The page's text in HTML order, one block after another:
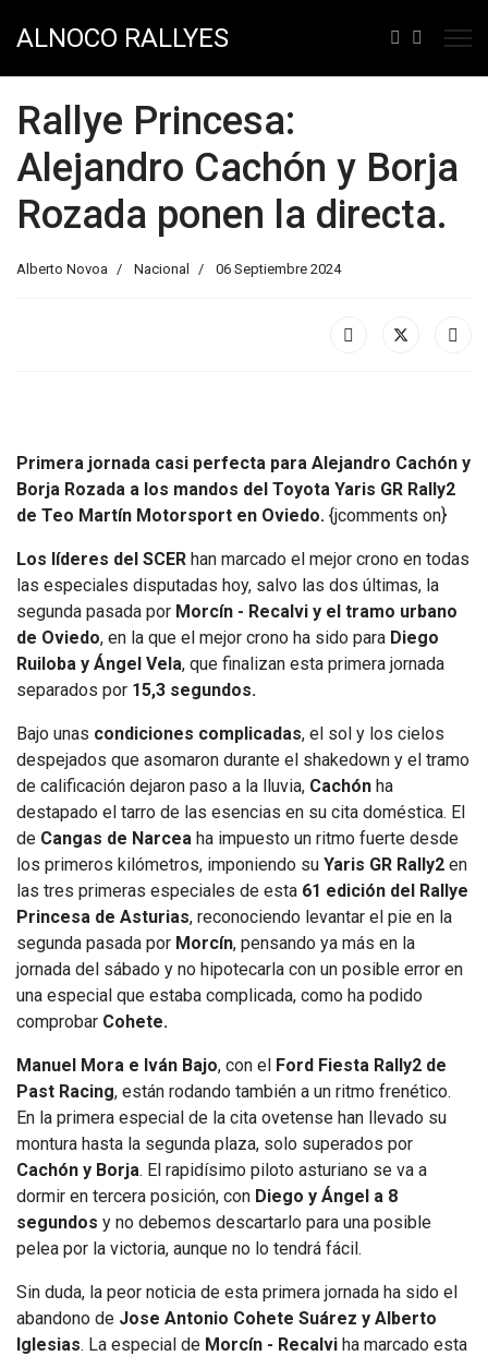
ALNOCO RALLYES
Rallye Princesa:
Alejandro Cachón y Borja
Rozada ponen la directa.
Alberto Novoa Nacional 06 Septiembre 2024
Primera jornada casi perfecta para Alejandro Cachón y
Borja Rozada a los mandos del Toyota Yaris GR Rally2
de Teo Martín Motorsport en Oviedo. {jcomments on}
Los líderes del SCER han marcado el mejor crono en todas
las especiales disputadas hoy, salvo las dos últimas, la
segunda pasada por Morcín - Recalvi y el tramo urbano
de Oviedo, en la que el mejor crono ha sido para Diego
Ruiloba y Ángel Vela, que finalizan esta primera jornada
separados por 15,3 segundos.
Bajo unas condiciones complicadas, el sol y los cielos
despejados que asomaron durante el shakedown y el tramo
de calificación dejaron paso a la lluvia, Cachón ha
destapado el tarro de las esencias en su cita doméstica. El
de Cangas de Narcea ha impuesto un ritmo fuerte desde
los primeros kilómetros, imponiendo su Yaris GR Rally2 en
las tres primeras especiales de esta 61 edición del Rallye
Princesa de Asturias, reconociendo levantar el pie en la
segunda pasada por Morcín, pensando ya más en la
jornada del sábado y no hipotecarla con un posible error en
una especial que estaba complicada, como ha podido
comprobar Cohete.
Manuel Mora e Iván Bajo, con el Ford Fiesta Rally2 de
Past Racing, están rodando también a un ritmo frenético.
En la primera especial de la cita ovetense han llevado su
montura hasta la segunda plaza, solo superados por
Cachón y Borja. El rapidísimo piloto asturiano se va a
dormir en tercera posición, con Diego y Ángel a 8
segundos y no debemos descartarlo para una posible
pelea por la victoria, aunque no lo tendrá fácil.
Sin duda, la peor noticia de esta primera jornada ha sido el
abandono de Jose Antonio Cohete Suárez y Alberto
Iglesias. La especial de Morcín - Recalvi ha marcado esta